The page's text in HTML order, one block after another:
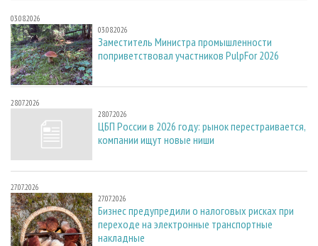
03.08.2026
03.08.2026
Заместитель Министра промышленности
поприветствовал участников PulpFor 2026
28.07.2026
28.07.2026
ЦБП России в 2026 году: рынок перестраивается,
компании ищут новые ниши
27.07.2026
27.07.2026
Бизнес предупредили о налоговых рисках при
переходе на электронные транспортные
накладные